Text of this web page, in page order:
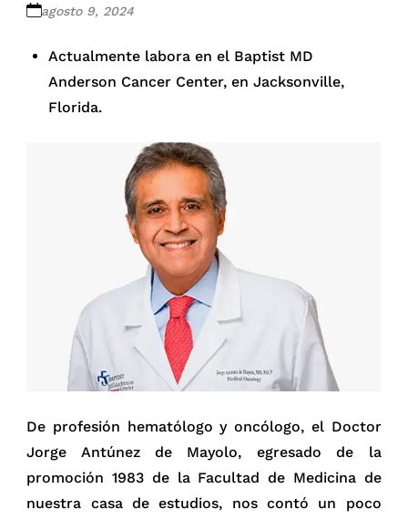
agosto 9, 2024
Actualmente labora en el Baptist MD
Anderson Cancer Center, en Jacksonville,
Florida.
De profesión hematólogo y oncólogo, el Doctor
Jorge Antúnez de Mayolo, egresado de la
promoción 1983 de la Facultad de Medicina de
nuestra casa de estudios, nos contó un poco